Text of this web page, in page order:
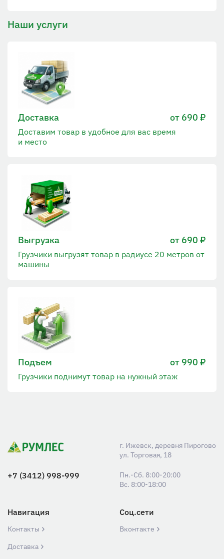
Наши услуги
Доставка от 690 ₽
Доставим товар в удобное для вас время
и место
Выгрузка от 690 ₽
Грузчики выгрузят товар в радиусе 20 метров от
машины
Подъем от 990 ₽
Грузчики поднимут товар на нужный этаж
г. Ижевск, деревня Пирогово
ул. Торговая, 18
+7 (3412) 998-999
Пн.-Сб. 8:00-20:00
Вс. 8:00-18:00
Навигация
Контакты
Доставка
Соц.сети
Вконтакте